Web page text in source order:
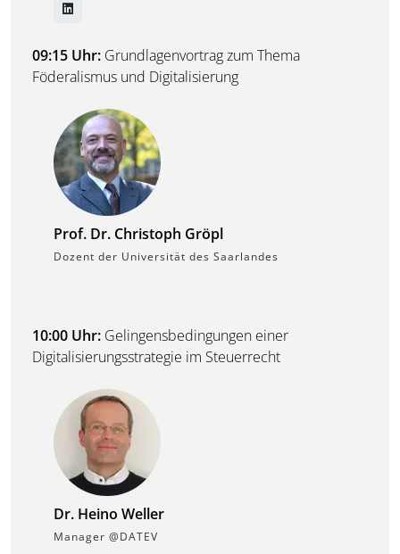
09:15 Uhr: Grundlagenvortrag zum Thema
Föderalismus und Digitalisierung
Prof. Dr. Christoph Gröpl
Dozent der Universität des Saarlandes
10:00 Uhr: Gelingensbedingungen einer
Digitalisierungsstrategie im Steuerrecht
Dr. Heino Weller
Manager @DATEV